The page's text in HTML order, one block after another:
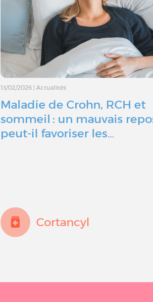
13/02/2026 |Actualités
Maladie de Crohn, RCH et
sommeil : un mauvais
peut-il favoriser les…
Cortancyl